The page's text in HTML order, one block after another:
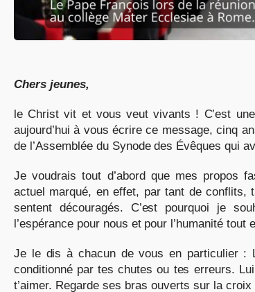
Chers jeunes,
le Christ vit et vous veut vivants ! C’est
aujourd’hui à vous écrire ce message, cinq
de l’Assemblée du Synode des Évêques qui
Je voudrais tout d’abord que mes propos
actuel marqué, en effet, par tant de conflits,
sentent découragés. C’est pourquoi je
l’espérance pour nous et pour l’humanité
Je le dis à chacun de vous en particulier :
conditionné par tes chutes ou tes erreurs.
t’aimer. Regarde ses bras ouverts sur la